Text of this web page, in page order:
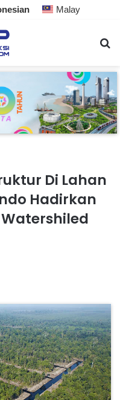
Malay
Di Lahan
Hadirkan